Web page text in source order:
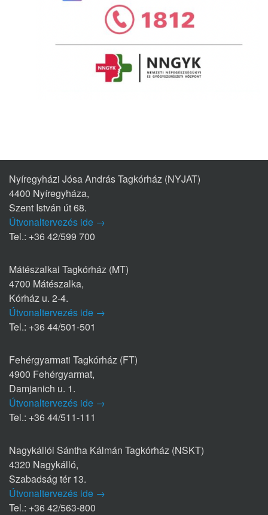
Nyíregyházi Jósa András Tagkórház (NYJAT)
4400 Nyíregyháza,
Szent István út 68.
Útvonaltervezés ide →
Tel.: +36 42/599 700
Mátészalkai Tagkórház (MT)
4700 Mátészalka,
Kórház u. 2-4.
Útvonaltervezés ide →
Tel.: +36 44/501-501
Fehérgyarmati Tagkórház (FT)
4900 Fehérgyarmat,
Damjanich u. 1.
Útvonaltervezés ide →
Tel.: +36 44/511-111
Nagykállói Sántha Kálmán Tagkórház (NSKT)
4320 Nagykálló,
Szabadság tér 13.
Útvonaltervezés ide →
Tel.: +36 42/563-800